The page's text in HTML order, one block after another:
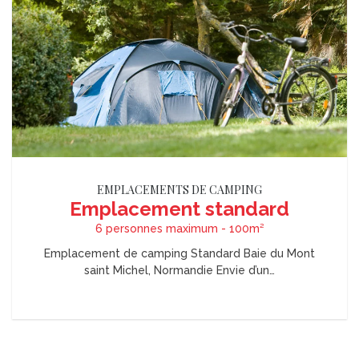
EMPLACEMENTS DE CAMPING
Emplacement standard
6 personnes maximum - 100m²
Emplacement de camping Standard Baie du Mont
saint Michel, Normandie Envie d’un…